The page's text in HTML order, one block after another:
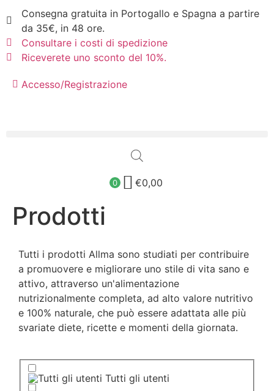
Consegna gratuita in Portogallo e Spagna a partire
da 35€, in 48 ore.
Consultare i costi di spedizione
Riceverete uno sconto del 10%.
Accesso/Registrazione
0 €0,00
Prodotti
Tutti i prodotti Allma sono studiati per contribuire
a promuovere e migliorare uno stile di vita sano e
attivo, attraverso un'alimentazione
nutrizionalmente completa, ad alto valore nutritivo
e 100% naturale, che può essere adattata alle più
svariate diete, ricette e momenti della giornata.
Tutti gli utenti